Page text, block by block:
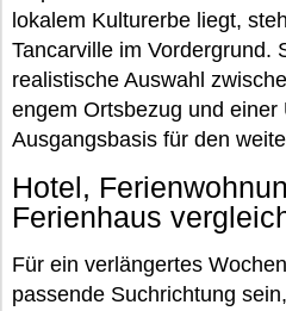
lokalem Kulturerbe liegt,
Tancarville im Vordergrund.
realistische Auswahl
engem Ortsbezug und einer
Ausgangsbasis für den
Hotel,
Ferienhaus
Für ein verlängertes
passende Suchrichtung